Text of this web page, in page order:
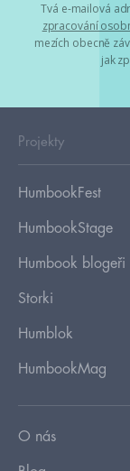
Tvá e-mailová
zpracování
mezích obecně
jak
Projekty
HumbookFest
HumbookStage
Humbook blogeři
Storki
Humblok
HumbookMag
O nás